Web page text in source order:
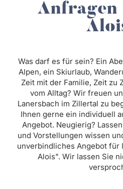
Anfragen
Was darf es für sein? Ein
Alpen, ein Skiurlaub,
Zeit mit der Familie, Zeit zu
vom Alltag? Wir freuen
Lanersbach im Zillertal zu
Ihnen gerne ein individuell
Angebot. Neugierig?
und Vorstellungen wissen
unverbindliches Angebot für
Alois". Wir lassen Sie